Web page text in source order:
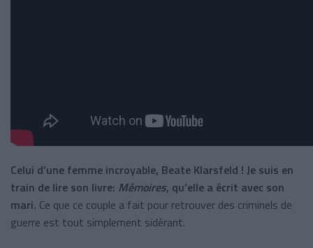
Celui d’une femme incroyable, Beate Klarsfeld ! Je suis en
train de lire son livre: Mémoires, qu’elle a écrit avec son
mari. Ce que ce couple a fait pour retrouver des criminels de
guerre est tout simplement sidérant.